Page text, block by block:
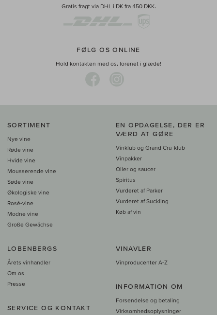
Gratis fragt via DHL i DK fra 450 DKK.
FØLG OS ONLINE
Hold kontakten med os, forenet i glæde!
SORTIMENT
Nye vine
Røde vine
Hvide vine
Mousserende vine
Søde vine
Økologiske vine
Rosé-vine
Modne vine
Große Gewächse
EN OPDAGELSE, DER ER
VÆRD AT GØRE
Vinklub og Grand Cru-klub
Vinpakker
Olier og saucer
Spiritus
Vurderet af Parker
Vurderet af Suckling
Køb af vin
LOBENBERGS
Årets vinhandler
Om os
Presse
SERVICE OG KONTAKT
VINAVLER
Vinproducenter A-Z
INFORMATION OM
Forsendelse og betaling
Virksomhedsoplysninger